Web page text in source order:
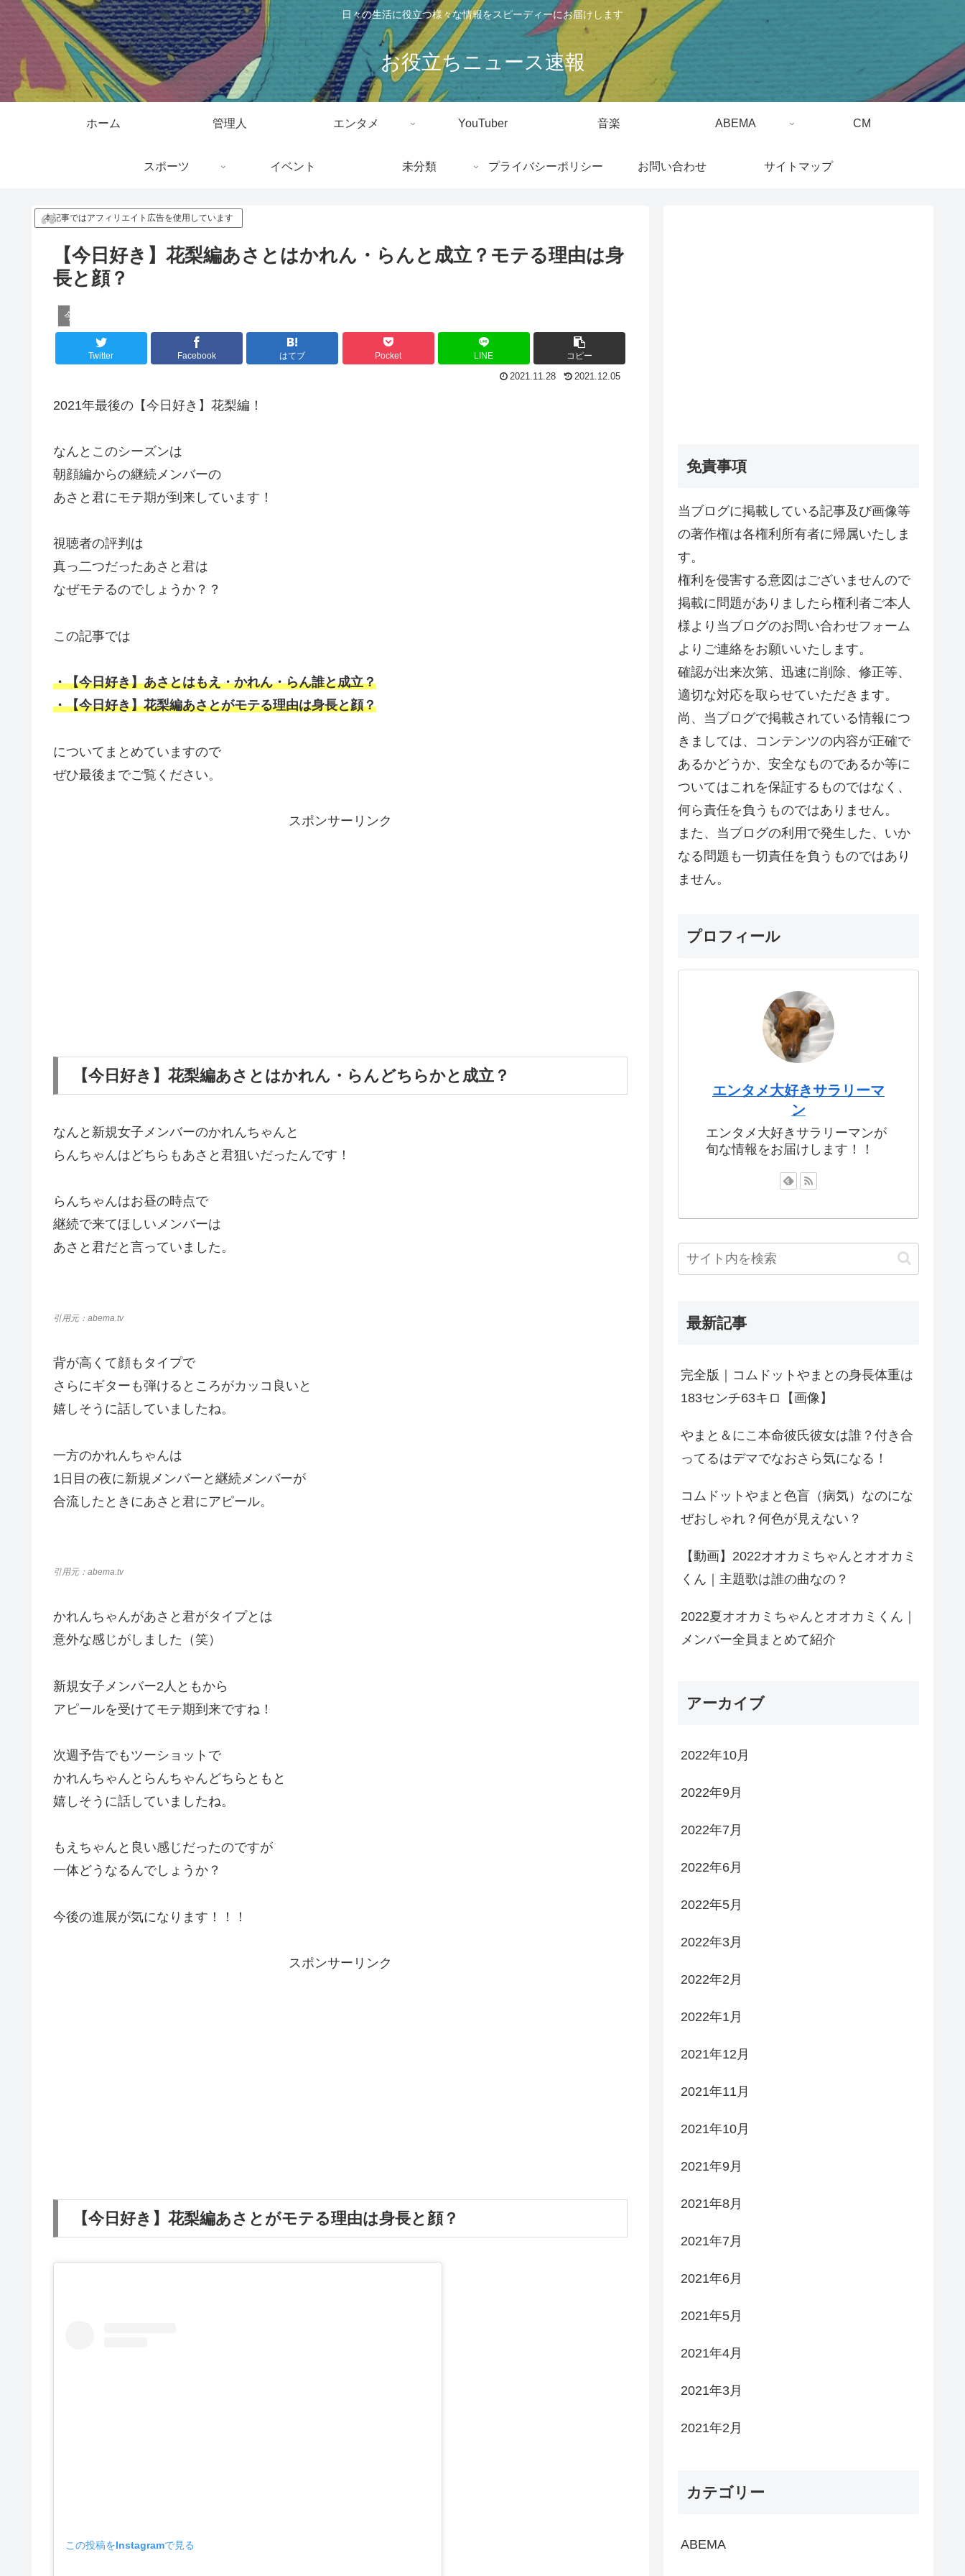
日々の生活に役立つ様々な情報をスピーディーにお届けします
お役立ちニュース速報
ホーム 管理人 エンタメ YouTuber 音楽 ABEMA CM
スポーツ イベント 未分類 プライバシーポリシー お問い合わせ サイトマップ
本記事ではアフィリエイト広告を使用しています
【今日好き】花梨編あさとはかれん・らんと成立？モテる理由は身
長と顔？
今日好き
Twitter Facebook はてブ Pocket LINE コピー
2021.11.28 2021.12.05
2021年最後の【今日好き】花梨編！
なんとこのシーズンは
朝顔編からの継続メンバーの
あさと君にモテ期が到来しています！
視聴者の評判は
真っ二つだったあさと君は
なぜモテるのでしょうか？？
この記事では
・【今日好き】あさとはもえ・かれん・らん誰と成立？
・【今日好き】花梨編あさとがモテる理由は身長と顔？
についてまとめていますので
ぜひ最後までご覧ください。
スポンサーリンク
【今日好き】花梨編あさとはかれん・らんどちらかと成立？
なんと新規女子メンバーのかれんちゃんと
らんちゃんはどちらもあさと君狙いだったんです！
らんちゃんはお昼の時点で
継続で来てほしいメンバーは
あさと君だと言っていました。
引用元：abema.tv
背が高くて顔もタイプで
さらにギターも弾けるところがカッコ良いと
嬉しそうに話していましたね。
一方のかれんちゃんは
1日目の夜に新規メンバーと継続メンバーが
合流したときにあさと君にアピール。
引用元：abema.tv
かれんちゃんがあさと君がタイプとは
意外な感じがしました（笑）
新規女子メンバー2人ともから
アピールを受けてモテ期到来ですね！
次週予告でもツーショットで
かれんちゃんとらんちゃんどちらともと
嬉しそうに話していましたね。
もえちゃんと良い感じだったのですが
一体どうなるんでしょうか？
今後の進展が気になります！！！
スポンサーリンク
【今日好き】花梨編あさとがモテる理由は身長と顔？
この投稿をInstagramで見る
免責事項
当ブログに掲載している記事及び画像等
の著作権は各権利所有者に帰属いたしま
す。
権利を侵害する意図はございませんので
掲載に問題がありましたら権利者ご本人
様より当ブログのお問い合わせフォーム
よりご連絡をお願いいたします。
確認が出来次第、迅速に削除、修正等、
適切な対応を取らせていただきます。
尚、当ブログで掲載されている情報につ
きましては、コンテンツの内容が正確で
あるかどうか、安全なものであるか等に
ついてはこれを保証するものではなく、
何ら責任を負うものではありません。
また、当ブログの利用で発生した、いか
なる問題も一切責任を負うものではあり
ません。
プロフィール
エンタメ大好きサラリーマ
ン
エンタメ大好きサラリーマンが
旬な情報をお届けします！！
最新記事
完全版｜コムドットやまとの身長体重は
183センチ63キロ【画像】
やまと＆にこ本命彼氏彼女は誰？付き合
ってるはデマでなおさら気になる！
コムドットやまと色盲（病気）なのにな
ぜおしゃれ？何色が見えない？
【動画】2022オオカミちゃんとオオカミ
くん｜主題歌は誰の曲なの？
2022夏オオカミちゃんとオオカミくん｜
メンバー全員まとめて紹介
アーカイブ
2022年10月
2022年9月
2022年7月
2022年6月
2022年5月
2022年3月
2022年2月
2022年1月
2021年12月
2021年11月
2021年10月
2021年9月
2021年8月
2021年7月
2021年6月
2021年5月
2021年4月
2021年3月
2021年2月
カテゴリー
ABEMA